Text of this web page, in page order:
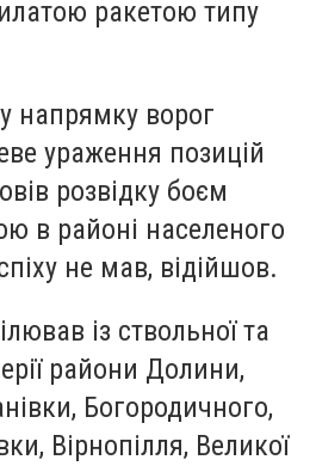
ракетою типу
напрямку ворог
ураження позицій
розвідку боєм
в районі населеного
не мав, відійшов.
із ствольної та
райони Долини,
Богородичного,
Вірнопілля, Великої